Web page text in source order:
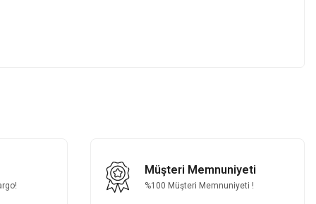
Müşteri Memnuniyeti
%100 Müşteri Memnuniyeti !